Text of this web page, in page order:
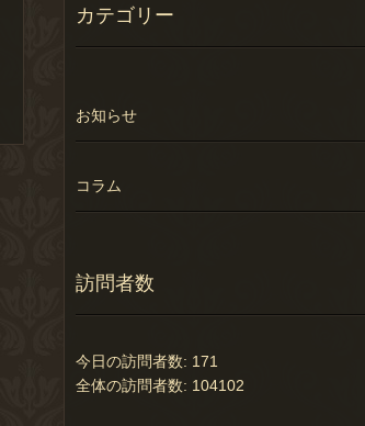
カテゴリー
お知らせ
コラム
訪問者数
今日の訪問者数: 171
全体の訪問者数: 104102